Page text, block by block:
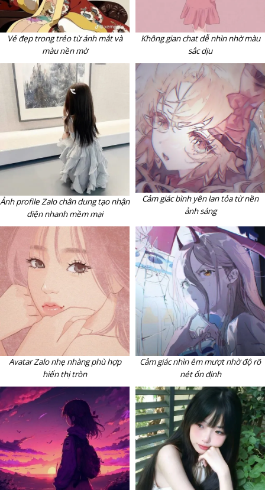
Vẻ đẹp trong trẻo từ ánh mắt và
màu nền mờ
Không gian chat dễ nhìn nhờ màu
sắc dịu
Ảnh profile Zalo chân dung tạo nhận
diện nhanh mềm mại
Cảm giác bình yên lan tỏa từ nền
ảnh sáng
Avatar Zalo nhẹ nhàng phù hợp
hiển thị tròn
Cảm giác nhìn êm mượt nhờ độ rõ
nét ổn định